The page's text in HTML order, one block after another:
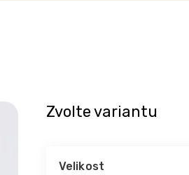
Zvolte variantu
Velikost